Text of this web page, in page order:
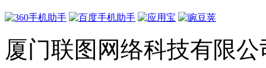
厦门联图网络科技有限公